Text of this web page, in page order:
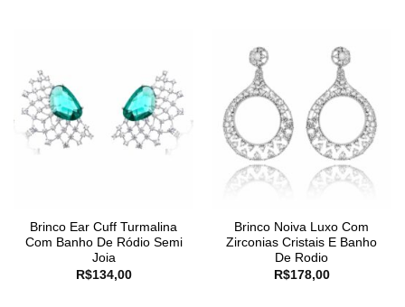
Brinco Ear Cuff Turmalina
Com Banho De Ródio Semi
Joia
R$134,00
Brinco Noiva Luxo Com
Zirconias Cristais E Banho
De Rodio
R$178,00